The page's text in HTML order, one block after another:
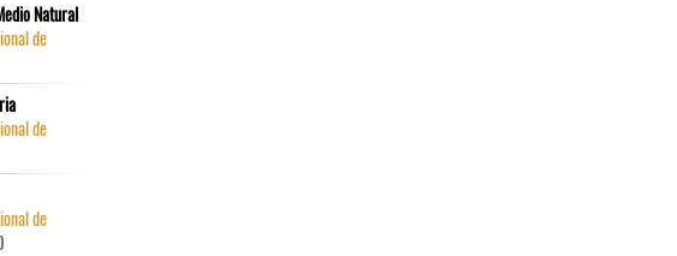
Natural
de
de
de